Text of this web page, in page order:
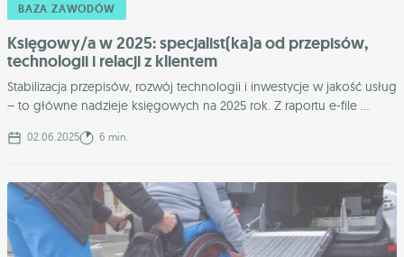
BAZA ZAWODÓW
Księgowy/a w 2025: specjalist(ka)a od przepisów,
technologii i relacji z klientem
Stabilizacja przepisów, rozwój technologii i inwestycje w jakość usług
– to główne nadzieje księgowych na 2025 rok. Z raportu e-file ...
02.06.2025 6 min.